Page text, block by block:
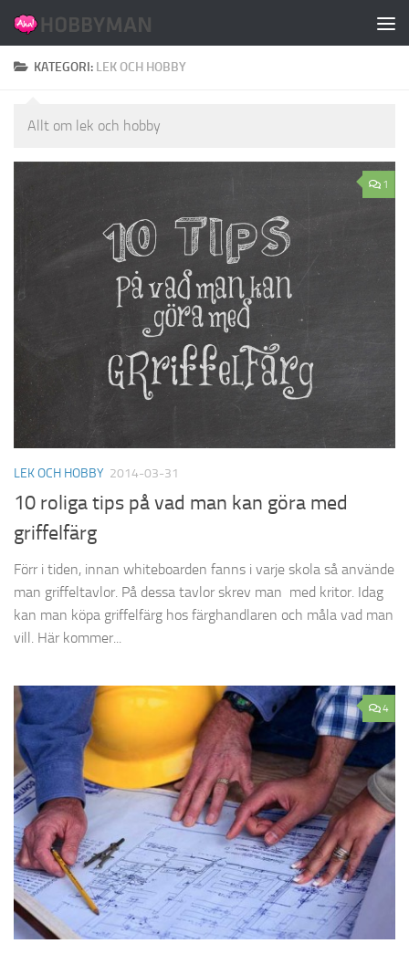
Hoppa till innehåll
KATEGORI: LEK OCH HOBBY
Allt om lek och hobby
1
LEK OCH HOBBY 2014-03-31
10 roliga tips på vad man kan göra med
griffelfärg
Förr i tiden, innan whiteboarden fanns i varje skola så använde
man griffeltavlor. På dessa tavlor skrev man med kritor. Idag
kan man köpa griffelfärg hos färghandlaren och måla vad man
vill. Här kommer...
4